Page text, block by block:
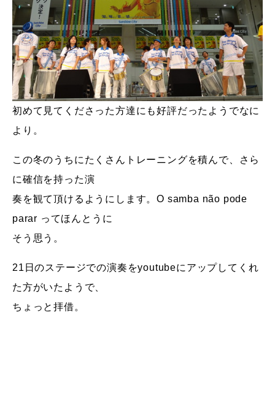
初めて見てくださった方達にも好評だったようでなに
より。
この冬のうちにたくさんトレーニングを積んで、さら
に確信を持った演
奏を観て頂けるようにします。O samba não pode
parar ってほんとうに
そう思う。
21日のステージでの演奏をyoutubeにアップしてくれ
た方がいたようで、
ちょっと拝借。